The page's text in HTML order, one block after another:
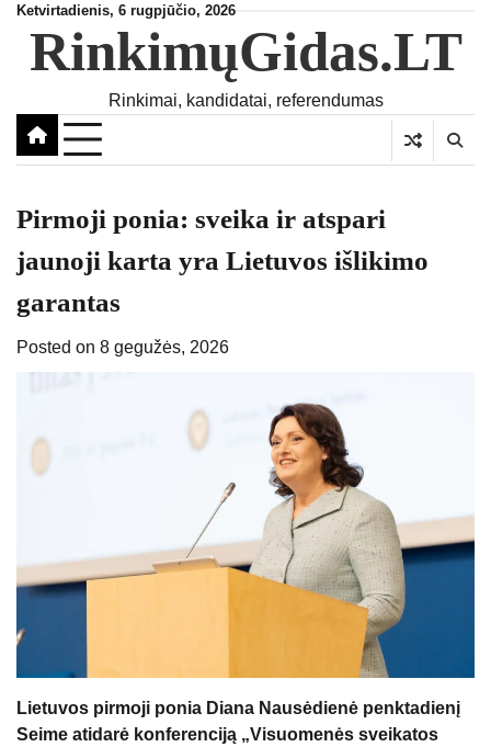
Skip
content
Ketvirtadienis, 6 rugpjūčio, 2026
RinkimųGidas.LT
Rinkimai, kandidatai, referendumas
Pirmoji ponia: sveika ir atspari
jaunoji karta yra Lietuvos išlikimo
garantas
Posted on 8 gegužės, 2026
Lietuvos pirmoji ponia Diana Nausėdienė penktadienį
Seime atidarė konferenciją „Visuomenės sveikatos